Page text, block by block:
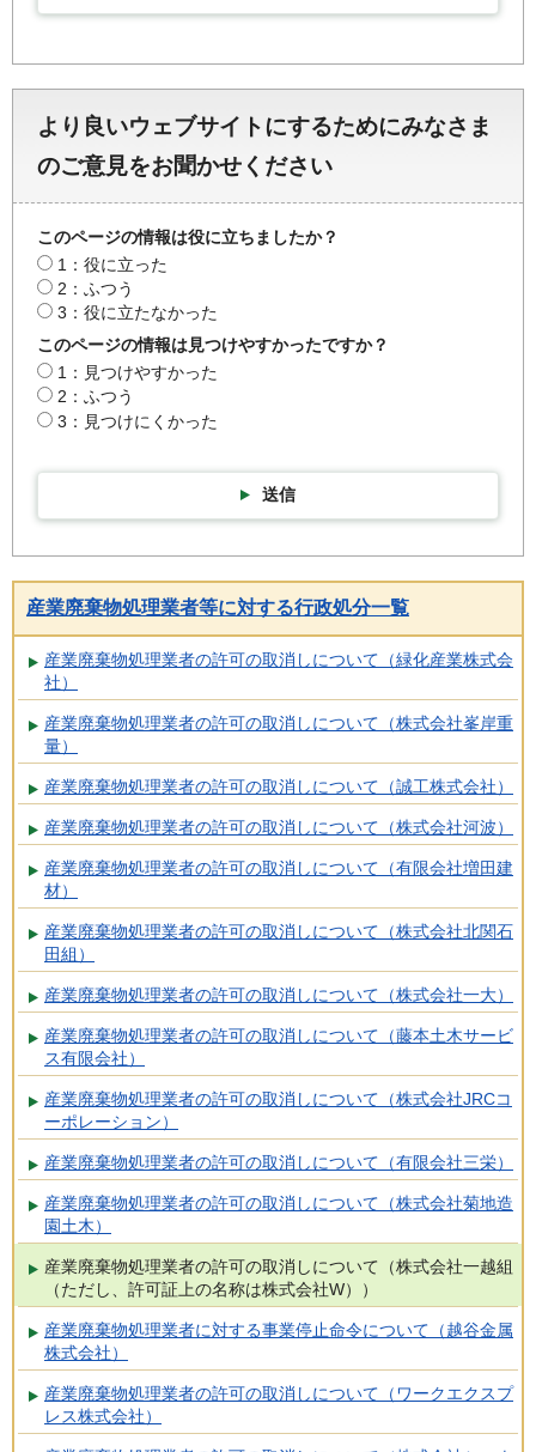
より良いウェブサイトにするためにみなさま
のご意見をお聞かせください
このページの情報は役に立ちましたか？
1：役に立った
2：ふつう
3：役に立たなかった
このページの情報は見つけやすかったですか？
1：見つけやすかった
2：ふつう
3：見つけにくかった
送信
産業廃棄物処理業者等に対する行政処分一覧
産業廃棄物処理業者の許可の取消しについて（緑化産業株式会
社）
産業廃棄物処理業者の許可の取消しについて（株式会社峯岸重
量）
産業廃棄物処理業者の許可の取消しについて（誠工株式会社）
産業廃棄物処理業者の許可の取消しについて（株式会社河波）
産業廃棄物処理業者の許可の取消しについて（有限会社増田建
材）
産業廃棄物処理業者の許可の取消しについて（株式会社北関石
田組）
産業廃棄物処理業者の許可の取消しについて（株式会社一大）
産業廃棄物処理業者の許可の取消しについて（藤本土木サービ
ス有限会社）
産業廃棄物処理業者の許可の取消しについて（株式会社JRCコ
ーポレーション）
産業廃棄物処理業者の許可の取消しについて（有限会社三栄）
産業廃棄物処理業者の許可の取消しについて（株式会社菊地造
園土木）
産業廃棄物処理業者の許可の取消しについて（株式会社一越組
（ただし、許可証上の名称は株式会社W））
産業廃棄物処理業者に対する事業停止命令について（越谷金属
株式会社）
産業廃棄物処理業者の許可の取消しについて（ワークエクスプ
レス株式会社）